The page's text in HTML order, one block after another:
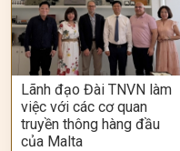
Lãnh đạo Đài TNVN làm
việc với các cơ quan
truyền thông hàng đầu
của Malta